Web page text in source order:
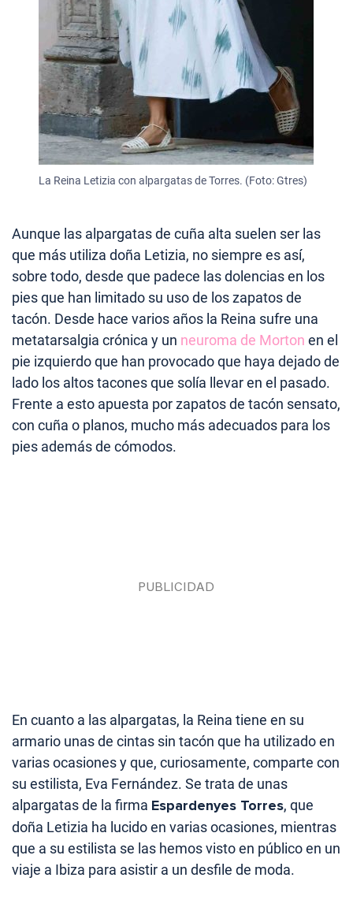
La Reina Letizia con alpargatas de Torres. (Foto: Gtres)
Aunque las alpargatas de cuña alta suelen ser las
que más utiliza doña Letizia, no siempre es así,
sobre todo, desde que padece las dolencias en los
pies que han limitado su uso de los zapatos de
tacón. Desde hace varios años la Reina sufre una
metatarsalgia crónica y un neuroma de Morton en el
pie izquierdo que han provocado que haya dejado de
lado los altos tacones que solía llevar en el pasado.
Frente a esto apuesta por zapatos de tacón sensato,
con cuña o planos, mucho más adecuados para los
pies además de cómodos.
En cuanto a las alpargatas, la Reina tiene en su
armario unas de cintas sin tacón que ha utilizado en
varias ocasiones y que, curiosamente, comparte con
su estilista, Eva Fernández. Se trata de unas
alpargatas de la firma Espardenyes Torres, que
doña Letizia ha lucido en varias ocasiones, mientras
que a su estilista se las hemos visto en público en un
viaje a Ibiza para asistir a un desfile de moda.